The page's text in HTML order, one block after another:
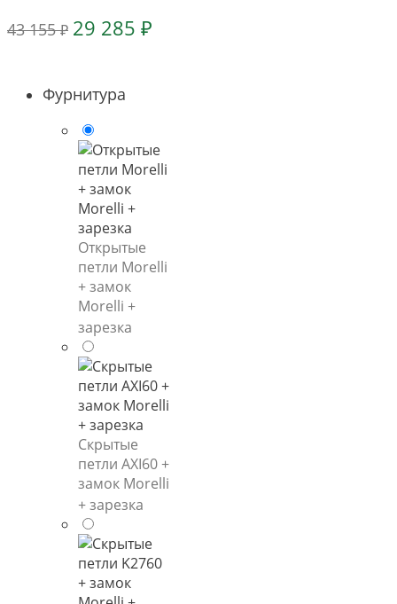
43 155₽ Первоначальная
43
155 ₽.
29 285 ₽
Фурнитура
Открытые
петли Morelli
+ замок
Morelli +
зарезка
Скрытые
петли AXI60 +
замок Morelli
+ зарезка